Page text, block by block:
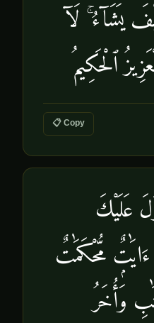
يَشَآءُ ۚ لَآ
ٱلْحَكِيمُ
📋 Copy
عَلَيْكَ
مُّحْكَمَٰتٌ
وَأُخَرُ